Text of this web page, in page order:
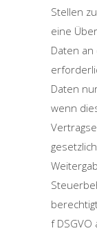
Stellen
eine
Daten
Daten
wenn
f